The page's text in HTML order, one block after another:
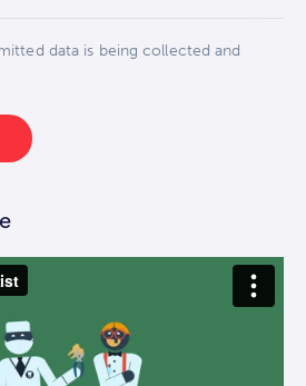
data is being collected and